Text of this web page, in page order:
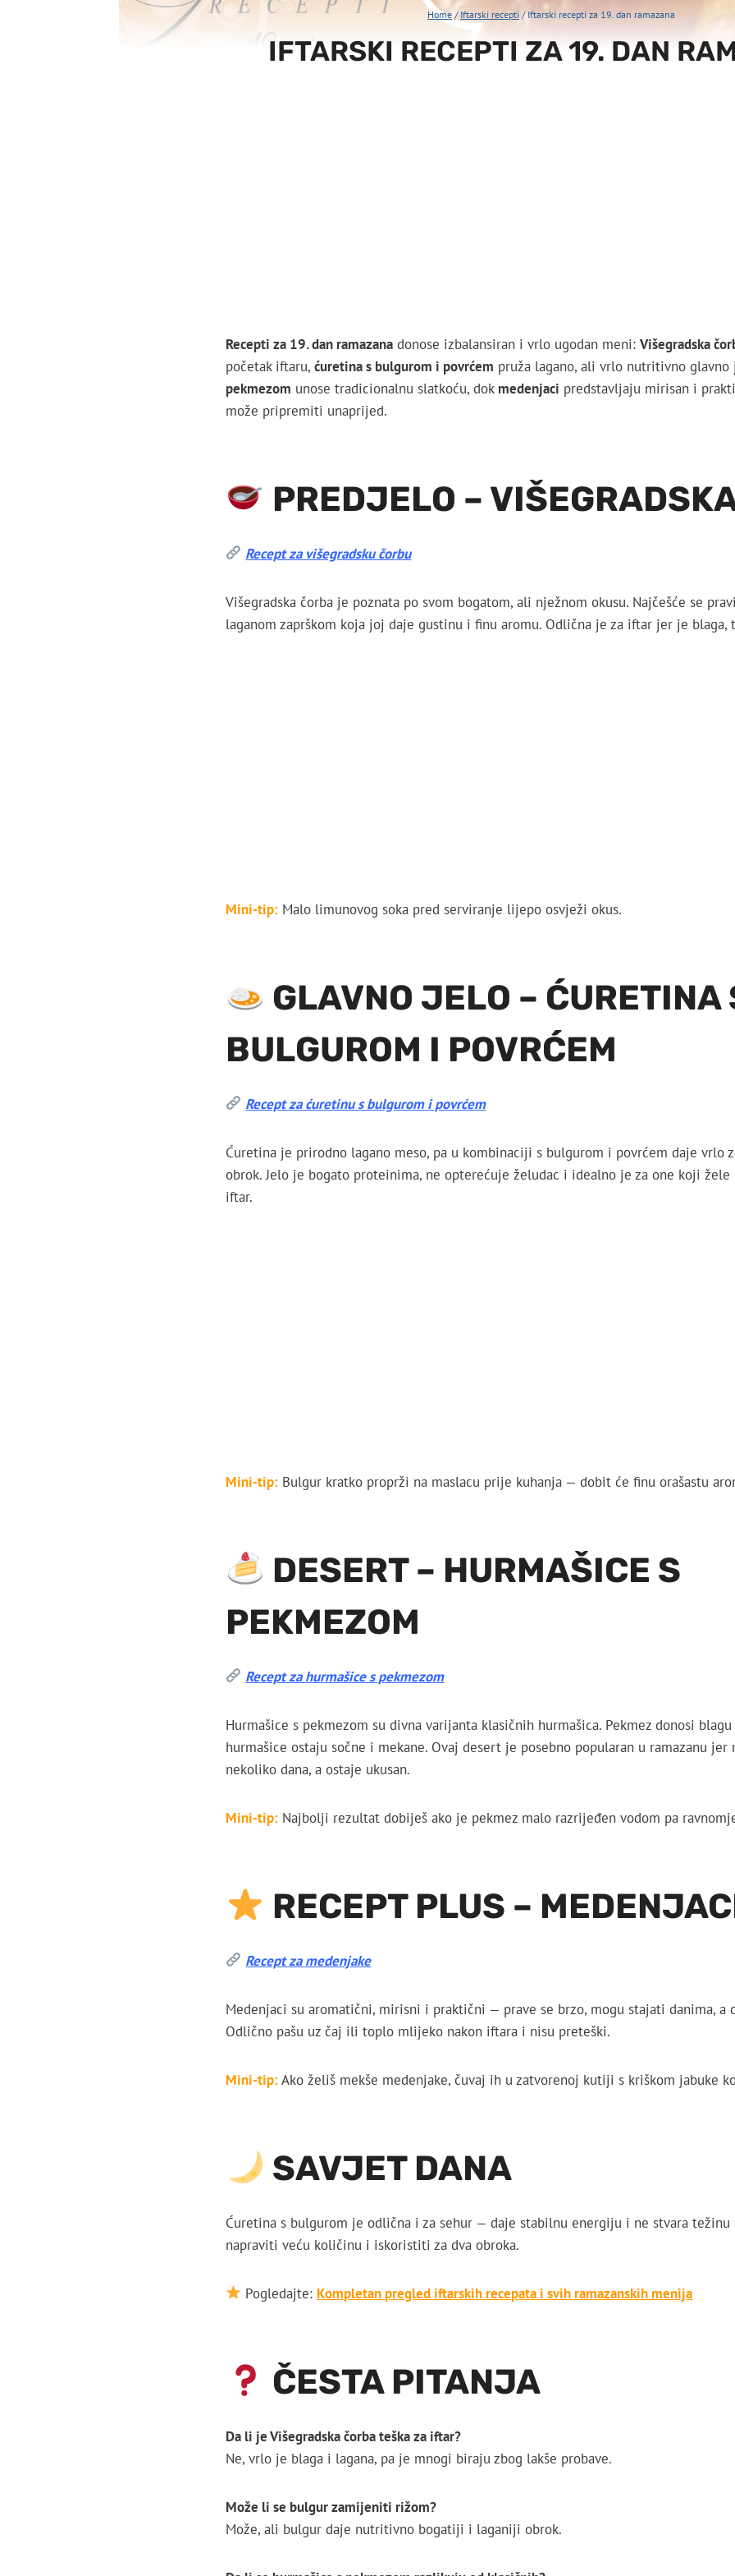
Home / Iftarski recepti / Iftarski recepti za 19. dan ramazana
IFTARSKI RECEPTI ZA 19. DAN
Recepti za 19. dan ramazana donose izbalansiran i vrlo ugodan meni: Višegradska
početak iftaru, ćuretina s bulgurom i povrćem pruža lagano, ali vrlo nutritivno
pekmezom unose tradicionalnu slatkoću, dok medenjaci predstavljaju mirisan i
može pripremiti unaprijed.
PREDJELO –
Recept za višegradsku čorbu
Višegradska čorba je poznata po svom bogatom, ali nježnom okusu. Najčešće se
laganom zaprškom koja joj daje gustinu i finu aromu. Odlična je za iftar jer je blaga,
Mini-tip: Malo limunovog soka pred serviranje lijepo osvježi okus.
GLAVNO JELO – ĆURETINA
BULGUROM I POVRĆEM
Recept za ćuretinu s bulgurom i povrćem
Ćuretina je prirodno lagano meso, pa u kombinaciji s bulgurom i povrćem daje vrlo
obrok. Jelo je bogato proteinima, ne opterećuje želudac i idealno je za one koji
iftar.
Mini-tip: Bulgur kratko proprži na maslacu prije kuhanja — dobit će finu orašastu
DESERT – HURMAŠICE S
PEKMEZOM
Recept za hurmašice s pekmezom
Hurmašice s pekmezom su divna varijanta klasičnih hurmašica. Pekmez donosi
hurmašice ostaju sočne i mekane. Ovaj desert je posebno popularan u ramazanu
nekoliko dana, a ostaje ukusan.
Mini-tip: Najbolji rezultat dobiješ ako je pekmez malo razrijeđen vodom pa
RECEPT PLUS –
Recept za medenjake
Medenjaci su aromatični, mirisni i praktični — prave se brzo, mogu stajati danima, a
Odlično pašu uz čaj ili toplo mlijeko nakon iftara i nisu preteški.
Mini-tip:Ako želiš mekše medenjake, čuvaj ih u zatvorenoj kutiji s kriškom jabuke
SAVJET DANA
Ćuretina s bulgurom je odlična i za sehur — daje stabilnu energiju i ne stvara težinu
napraviti veću količinu i iskoristiti za dva obroka.
Pogledajte: Kompletan pregled iftarskih recepata i svih ramazanskih menija
ČESTA PITANJA
Da li je Višegradska čorba teška za iftar?
Ne, vrlo je blaga i lagana, pa je mnogi biraju zbog lakše probave.
Može li se bulgur zamijeniti rižom?
Može, ali bulgur daje nutritivno bogatiji i laganiji obrok.